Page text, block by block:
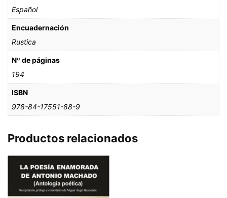
Español
Encuadernación
Rustica
Nº de páginas
194
ISBN
978-84-17551-88-9
Productos relacionados